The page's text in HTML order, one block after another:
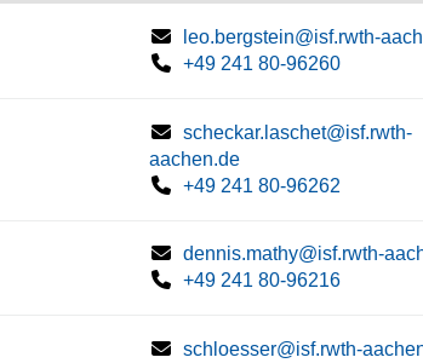
leo.bergstein@isf.rwth-
+49 241 80-96260
scheckar.laschet@isf.rwth-
aachen.de
+49 241 80-96262
dennis.mathy@isf.rwth-
+49 241 80-96216
schloesser@isf.rwth-